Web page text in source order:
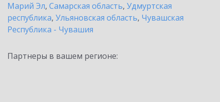
Марий Эл, Самарская область, Удмуртская
республика, Ульяновская область, Чувашская
Республика - Чувашия
Партнеры в вашем регионе: